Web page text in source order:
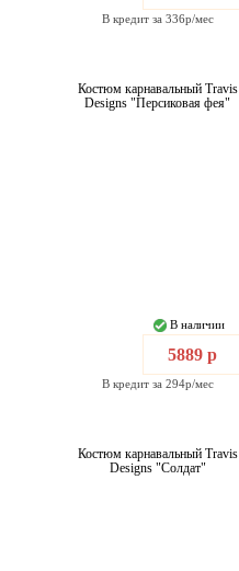
В кредит за 336р/мес
Костюм карнавальный Travis
Designs "Персиковая фея"
В наличии
5889 р
В кредит за 294р/мес
Костюм карнавальный Travis
Designs "Солдат"